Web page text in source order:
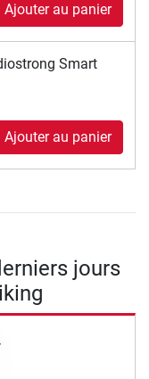
Ajouter au panier
Smart
Ajouter au panier
jours